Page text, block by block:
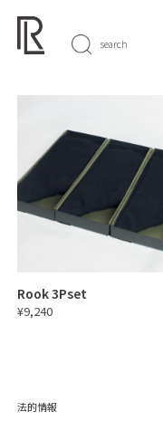
search
Rook 3Pset
¥9,240
法的情報